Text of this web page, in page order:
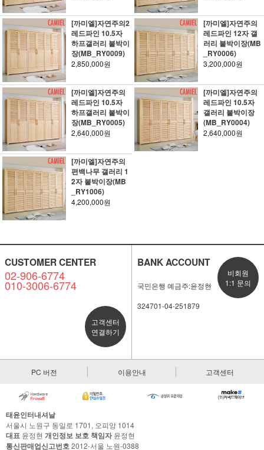
[까미엘]자연주의2
레드파인 10.5자
하프갤러리 붙박이
장(MB_RY0009)
2,850,000원
[까미엘]자연주의
레드파인 12자 갤
러리 붙박이장(MB
_RY0006)
3,200,000원
[까미엘]자연주의
레드파인 10.5자
하프갤러리 붙박이
장(MB_RY0005)
2,640,000원
[까미엘]자연주의
레드파인 10.5자
갤러리 붙박이장
(MB_RY0004)
2,640,000원
[까미엘]자연주의
편백나무 갤러리 1
2자 붙박이장(MB
_RY1006)
4,200,000원
CUSTOMER CENTER
02-906-6774
010-3006-6774
고객센터
연결하기
BANK ACCOUNT
국민은행 예금주:윤정현
324701-04-251879
비회원
1:1 문의
PC 버전 이용안내 고객센터
태윤인터내셔날
서울시 노원구 동일로 1701, 오피앙 1014
대표 윤정현 개인정보 보호 책임자윤정현
통신판매업신고번호2012-서울 노원-0388